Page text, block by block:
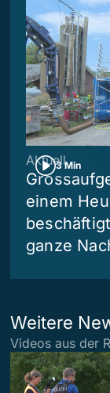
3 Min
Aktuell
einem
ganze
Weitere
Videos aus der